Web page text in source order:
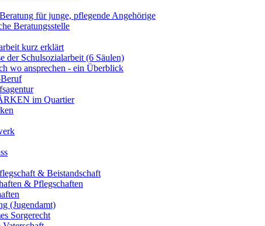
für junge, pflegende Angehörige
Beratungsstelle
kurz erklärt
der Schulsozialarbeit (6 Säulen)
wo ansprechen - ein Überblick
im Quartier
& Beistandschaft
& Pflegschaften
(Jugendamt)
Sorgerecht